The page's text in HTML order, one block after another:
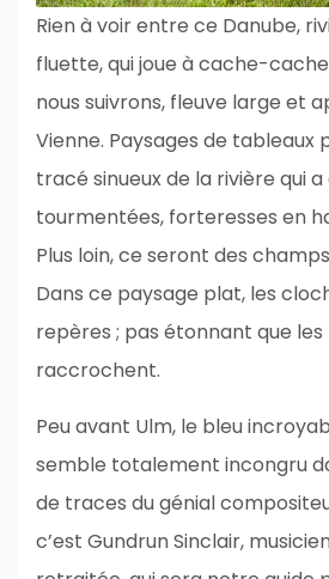
Rien à voir entre ce Danube,
fluette, qui joue à cache-
nous suivrons, fleuve large et
Vienne. Paysages de tableaux
tracé sinueux de la rivière qui
tourmentées, forteresses en
Plus loin, ce seront des
Dans ce paysage plat, les
repères ; pas étonnant que les
raccrochent.
Peu avant Ulm, le bleu
semble totalement incongru
de traces du génial
c’est Gundrun Sinclair,